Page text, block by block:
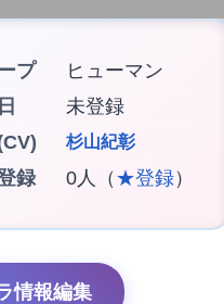
プ
ヒューマン
未登録
杉山紀彰
録 0人（ ★登録）
情報編集